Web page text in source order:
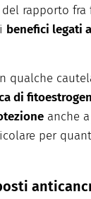
rapporto fra
benefici legati
qualche
di
anche
per